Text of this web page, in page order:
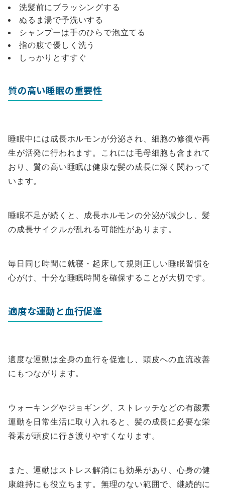
洗髪前にブラッシングする
ぬるま湯で予洗いする
シャンプーは手のひらで泡立てる
指の腹で優しく洗う
しっかりとすすぐ
質の高い睡眠の重要性
睡眠中には成長ホルモンが分泌され、細胞の修復や再
生が活発に行われます。これには毛母細胞も含まれて
おり、質の高い睡眠は健康な髪の成長に深く関わって
います。
睡眠不足が続くと、成長ホルモンの分泌が減少し、髪
の成長サイクルが乱れる可能性があります。
毎日同じ時間に就寝・起床して規則正しい睡眠習慣を
心がけ、十分な睡眠時間を確保することが大切です。
適度な運動と血行促進
適度な運動は全身の血行を促進し、頭皮への血流改善
にもつながります。
ウォーキングやジョギング、ストレッチなどの有酸素
運動を日常生活に取り入れると、髪の成長に必要な栄
養素が頭皮に行き渡りやすくなります。
また、運動はストレス解消にも効果があり、心身の健
康維持にも役立ちます。無理のない範囲で、継続的に